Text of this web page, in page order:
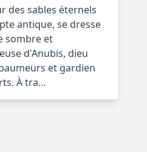
des sables éternels
antique, se dresse
sombre et
d'Anubis, dieu
et gardien
À tra…